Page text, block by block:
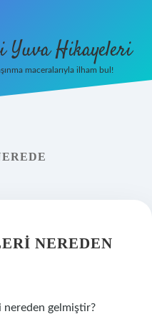
Yuva Hikayeleri
maceralarıyla ilham bul!
NEREDEN
nereden gelmiştir?